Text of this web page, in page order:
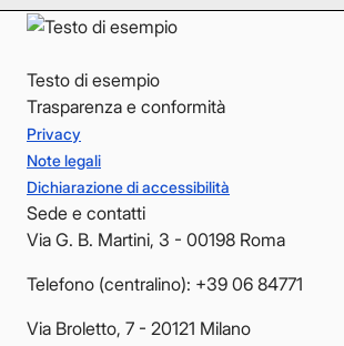
Testo di esempio
Trasparenza e conformità
Privacy
Note legali
Dichiarazione di accessibilità
Sede e contatti
Via G. B. Martini, 3 - 00198 Roma
Telefono (centralino): +39 06 84771
Via Broletto, 7 - 20121 Milano